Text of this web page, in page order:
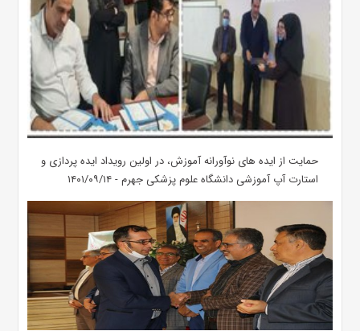
حمایت از ایده های نوآورانه آموزش، در اولین رویداد ایده پردازی و
استارت آپ آموزشی دانشگاه علوم پزشکی جهرم - ۱۴۰۱/۰۹/۱۴